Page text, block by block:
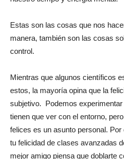
Estas son las cosas que nos
manera, también son las cosas
control.
Mientras que algunos científicos
estos, la mayoría opina que la
subjetivo. Podemos
tienen que ver con el entorno,
felices es un asunto personal.
tu felicidad de clases avanzadas
mejor amigo piensa que doblarte